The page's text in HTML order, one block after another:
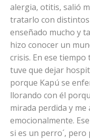
alergia, otitis, salió
tratarlo con
enseñado mucho y
hizo conocer un
crisis. En ese
tuve que dejar
porque Kapú se
llorando con él
mirada perdida y me
emocionalmente.
si es un perro´,